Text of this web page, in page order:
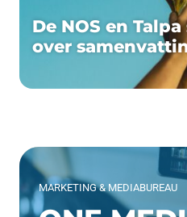
De NOS en
over
MARKETING & MEDIABUREAU